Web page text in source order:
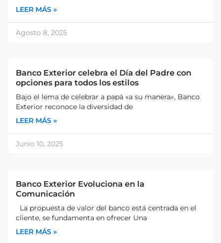
LEER MÁS »
Agosto 8, 2025
Banco Exterior celebra el Día del Padre con
opciones para todos los estilos
Bajo el lema de celebrar a papá «a su manera», Banco
Exterior reconoce la diversidad de
LEER MÁS »
Junio 10, 2025
Banco Exterior Evoluciona en la
Comunicación
La propuesta de valor del banco está centrada en el
cliente, se fundamenta en ofrecer Una
LEER MÁS »